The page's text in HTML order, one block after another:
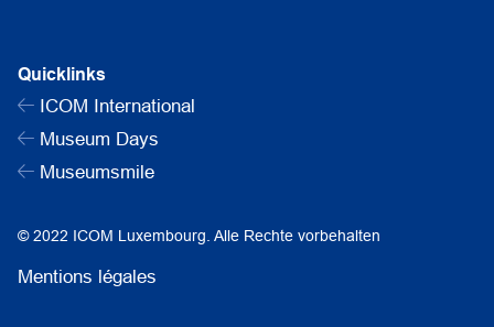
Quicklinks
ICOM International
Museum Days
Museumsmile
© 2022 ICOM Luxembourg. Alle Rechte vorbehalten
Mentions légales